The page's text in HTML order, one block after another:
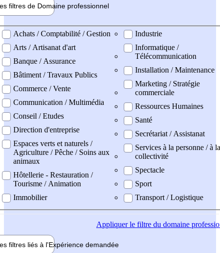
filtres de Domaine professionnel
professionel
Achats / Comptabilité / Gestion
Arts / Artisanat d'art
Banque / Assurance
Bâtiment / Travaux Publics
Commerce / Vente
Communication / Multimédia
Conseil / Etudes
Direction d'entreprise
Espaces verts et naturels /
Agriculture / Pêche / Soins aux
animaux
Hôtellerie - Restauration /
Tourisme / Animation
Immobilier
Industrie
Informatique /
Télécommunication
Installation / Maintenance
Marketing / Stratégie
commerciale
Ressources Humaines
Santé
Secrétariat / Assistanat
Services à la personne / à la
collectivité
Spectacle
Sport
Transport / Logistique
Appliquerle filtre du domaine
filtres liés à l'Expérience demandée